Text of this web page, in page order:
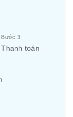
Bước 3:
Thanh toán